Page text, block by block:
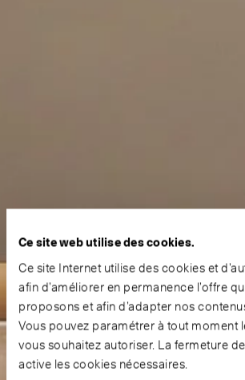
Ce site web utilise des cookies.
Ce site Internet utilise des cookies et
afin d’améliorer en permanence l’offre
proposons et afin d’adapter nos
Vous pouvez paramétrer à tout moment
vous souhaitez autoriser. La fermeture
active les cookies nécessaires.